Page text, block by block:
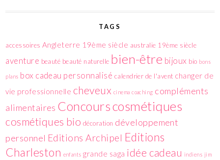
TAGS
accessoires Angleterre 19ème siècle australie 19ème siècle
aventure beauté beauté naturelle bien-être bijoux bio bons
plans box cadeau personnalisé calendrier de l'avent changer de
vie professionnelle cheveux cinema coaching compléments
alimentaires Concourscosmétiques
cosmétiques bio décoration développement
personnel Editions Archipel Editions
Charleston enfants grande saga idée cadeau indiens jim